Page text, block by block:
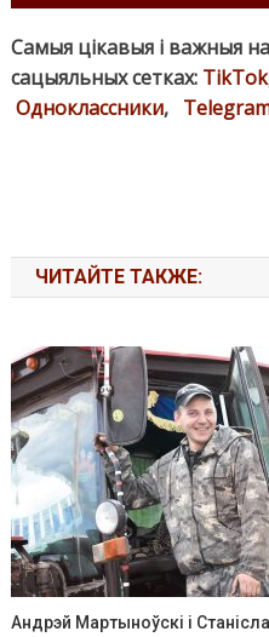
Самыя цікавыя і важныя
сацыяльных сетках: TikTok
Одноклассники,
ЧИТАЙТЕ ТАКЖЕ:
Андрэй Мартыноўскі і